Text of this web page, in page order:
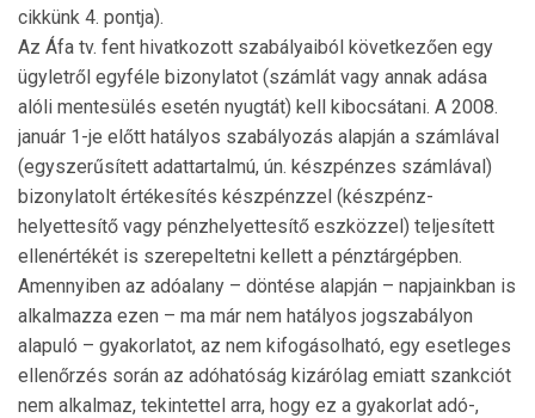
cikkünk 4. pontja).
Az Áfa tv. fent hivatkozott szabályaiból következően egy
ügyletről egyféle bizonylatot (számlát vagy annak adása
alóli mentesülés esetén nyugtát) kell kibocsátani. A 2008.
január 1-je előtt hatályos szabályozás alapján a számlával
(egy­szerűsített adattartalmú, ún. készpénzes számlával)
bizonylatolt értékesítés készpénzzel (készpénz-
helyettesítő vagy pénzhelyettesítő eszközzel) teljesített
ellenértékét is szerepeltetni kellett a pénztárgépben.
Amennyiben az adóalany – döntése alapján – napjainkban is
alkalmazza ezen – ma már nem hatályos jogszabályon
alapuló – gyakorlatot, az nem kifogásolható, egy esetleges
ellenőrzés során az adó­hatóság kizárólag emiatt szankciót
nem alkalmaz, tekintettel arra, hogy ez a gyakorlat adó-,